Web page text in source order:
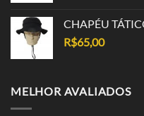
CHAPÉU
R$65,00
MELHOR AVALIADOS